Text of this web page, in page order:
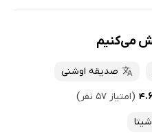
می‌کنیم
صدیقه اوشنی
(امتیاز ۵۷ نفر)